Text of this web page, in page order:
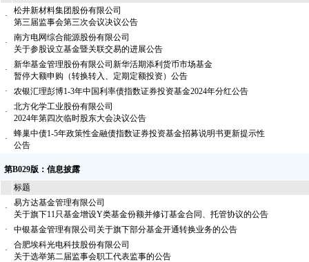
·
松井新材料集团股份有限公司
第三届监事会第三次会议决议公告
·
南方电网综合能源股份有限公司
关于参股设立基金暨关联交易的进展公告
·
新华基金管理股份有限公司新华活期添利货币市场基金
暂停大额申购（转换转入、定期定额投资）公告
·
农银汇理彭博1-3年中国利率债指数证券投资基金2024年分红公告
·
北方化学工业股份有限公司
2024年第四次临时股东大会决议公告
·
蜂巢中债1-5年政策性金融债指数证券投资基金招募说明书更新提示性
公告
第B029版：信息披露
标题
·
易方达基金管理有限公司
关于旗下11只基金增设Y类基金份额并修订基金合同、托管协议的公告
·
中银基金管理有限公司关于旗下部分基金开通转换业务的公告
·
合肥埃科光电科技股份有限公司
关于选举第二届监事会职工代表监事的公告